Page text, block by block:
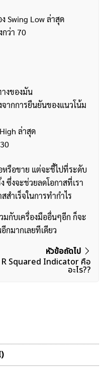
Swing Low ล่าสุด
กว่า 70
งของมัน
ากการยืนยันของแนวโน้ม
ล่าสุด
หรือขาย แต่จะชี้ไปที่ระดับ
ซึ่งจะช่วยลดโอกาสที่เรา
สำเร็จในการทำกำไร
มกับเครื่องมืออื่นๆอีก ก็จะ
กมากเลยทีเดียว
หัวข้อถัดไป
R Squared Indicator คือ
อะไร??